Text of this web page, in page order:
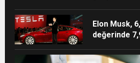
Elon Musk,
değerinde